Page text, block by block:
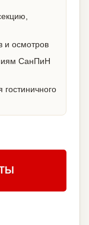
и осмотров
СанПиН
гостиничного